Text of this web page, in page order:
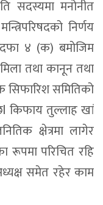
सदस्यमा मनोनीत
निर्णय
४ (क) बमोजिम
तथा कानून तथा
सिफारिश समितिको
किफाय तुल्लाह खां
क्षेत्रमा लागेर
रूपमा परिचित रहि
समेत रहेर काम